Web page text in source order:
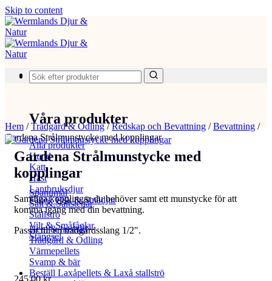
Skip to content
Produkter
Våra produkter
Alla produkter
Hund
Katt
Häst
Lantbruksdjur
Fågel, Fisk & Smådjur
Spannmål
Salt & Saltstenar
Stallströ
Vilt & Småfåglar
Stängsel
Hem & hushåll
Trädgård & Odling
Värmepellets
Svamp & bär
Beställ Laxåpellets & Laxå stallströ
Hem /Trädgård & Odling/Redskap och Bevattning /Bevattning /
Gardena Strålmunstycke med kopplingar
Gardena Strålmunstycke med
kopplingar
Samtliga kopplingar du behöver samt ett munstycke för att
komma igång med din bevattning.
Passar till en trädgårdsslang 1/2″.
245,00kr